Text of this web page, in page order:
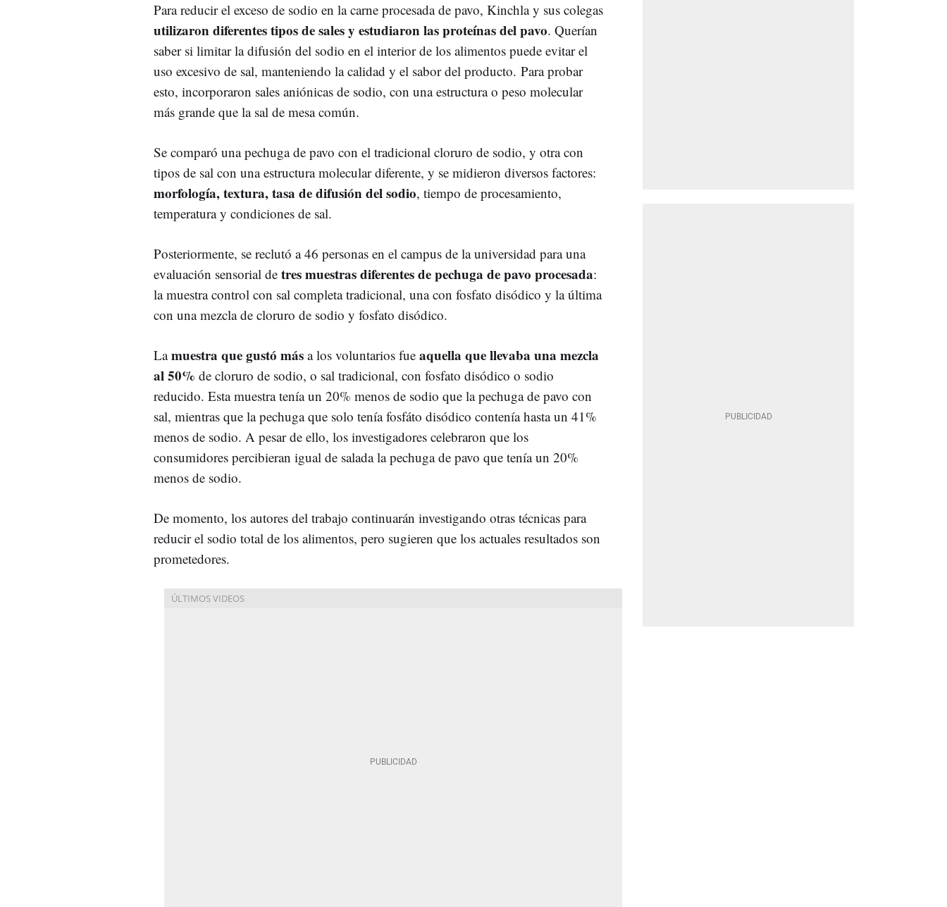
Para reducir el exceso de sodio en la carne procesada de pavo, Kinchla y sus colegas
utilizaron diferentes tipos de sales y estudiaron las proteínas del pavo. Querían
saber si limitar la difusión del sodio en el interior de los alimentos puede evitar el
uso excesivo de sal, manteniendo la calidad y el sabor del producto. Para probar
esto, incorporaron sales aniónicas de sodio, con una estructura o peso molecular
más grande que la sal de mesa común.
Se comparó una pechuga de pavo con el tradicional cloruro de sodio, y otra con
tipos de sal con una estructura molecular diferente, y se midieron diversos factores:
morfología, textura, tasa de difusión del sodio, tiempo de procesamiento,
temperatura y condiciones de sal.
Posteriormente, se reclutó a 46 personas en el campus de la universidad para una
evaluación sensorial de tres muestras diferentes de pechuga de pavo procesada:
la muestra control con sal completa tradicional, una con fosfato disódico y la última
con una mezcla de cloruro de sodio y fosfato disódico.
Lamuestra que gustó más a los voluntarios fue aquella que llevaba una mezcla
al 50% de cloruro de sodio, o sal tradicional, con fosfato disódico o sodio
reducido. Esta muestra tenía un 20% menos de sodio que la pechuga de pavo con
sal, mientras que la pechuga que solo tenía fosfáto disódico contenía hasta un 41%
menos de sodio. A pesar de ello, los investigadores celebraron que los
consumidores percibieran igual de salada la pechuga de pavo que tenía un 20%
menos de sodio.
De momento, los autores del trabajo continuarán investigando otras técnicas para
reducir el sodio total de los alimentos, pero sugieren que los actuales resultados son
prometedores.